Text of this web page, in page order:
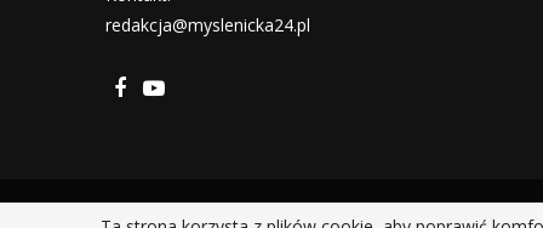
redakcja@myslenicka24.pl